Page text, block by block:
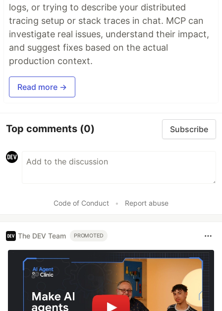
logs, or trying to describe your distributed
tracing setup or stack traces in chat. MCP can
investigate real issues, understand their impact,
and suggest fixes based on the actual
production context.
Read more →
Top comments (0) Subscribe
Code of Conduct • Report abuse
The DEV Team PROMOTED